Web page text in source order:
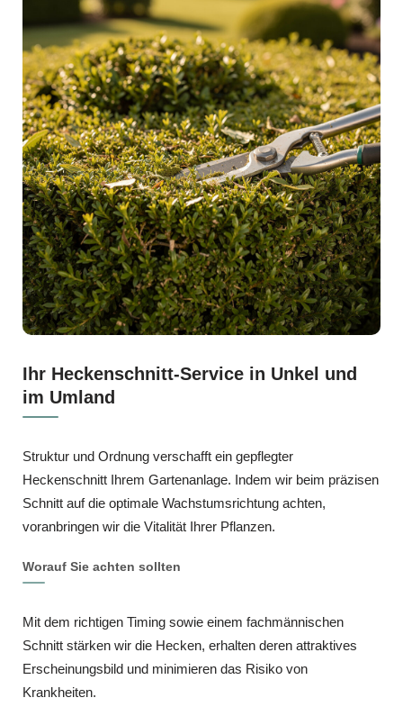
Ihr Heckenschnitt-Service in Unkel und
im Umland
Struktur und Ordnung verschafft ein gepflegter
Heckenschnitt Ihrem Gartenanlage. Indem wir beim präzisen
Schnitt auf die optimale Wachstumsrichtung achten,
voranbringen wir die Vitalität Ihrer Pflanzen.
Worauf Sie achten sollten
Mit dem richtigen Timing sowie einem fachmännischen
Schnitt stärken wir die Hecken, erhalten deren attraktives
Erscheinungsbild und minimieren das Risiko von
Krankheiten.